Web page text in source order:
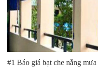
#1 Báo giá bạt che nắng